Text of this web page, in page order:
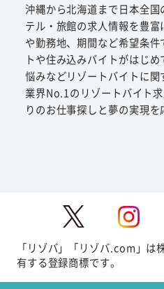
沖縄から北海道まで日本全
テル・旅館の求人情報を豊
や勤務地、期間など希望条
トや住み込みバイトがはじ
悩みなどリゾートバイトに関
業界No.1のリゾートバイト
りのお仕事探しと夢の実現を
「リゾバ」「リゾバ.com」は
有する登録商標です。